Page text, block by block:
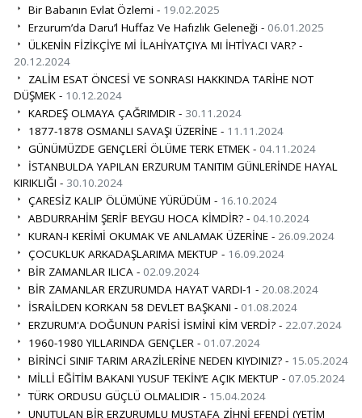
Bir Babanın Evlat Özlemi - 19.02.2025
Erzurum’da Daru’l Huffaz Ve Hafızlık Geleneği - 06.01.2025
ÜLKENİN FİZİKÇİYE Mİ İLAHİYATÇIYA MI İHTİYACI VAR? -
20.12.2024
ZALİM ESAT ÖNCESİ VE SONRASI HAKKINDA TARİHE NOT
DÜŞMEK - 10.12.2024
KARDEŞ OLMAYA ÇAĞRIMDIR - 30.11.2024
1877-1878 OSMANLI SAVAŞI ÜZERİNE - 11.11.2024
GÜNÜMÜZDE GENÇLERİ ÖLÜME TERK ETMEK - 04.11.2024
İSTANBULDA YAPILAN ERZURUM TANITIM GÜNLERİNDE HAYAL
KIRIKLIĞI - 30.10.2024
ÇARESİZ KALIP ÖLÜMÜNE YÜRÜDÜM - 16.10.2024
ABDURRAHİM ŞERİF BEYGU HOCA KİMDİR? - 04.10.2024
KURAN-I KERİMİ OKUMAK VE ANLAMAK ÜZERİNE - 26.09.2024
ÇOCUKLUK ARKADAŞLARIMA MEKTUP - 16.09.2024
BİR ZAMANLAR ILICA - 02.09.2024
BİR ZAMANLAR ERZURUMDA HAYAT VARDI-1 - 20.08.2024
İSRAİLDEN KORKAN 58 DEVLET BAŞKANI - 01.08.2024
ERZURUM'A DOĞUNUN PARİSİ İSMİNİ KİM VERDİ? - 22.07.2024
1960-1980 YILLARINDA GENÇLER - 01.07.2024
BİRİNCİ SINIF TARIM ARAZİLERİNE NEDEN KIYDINIZ? - 15.05.2024
MİLLİ EĞİTİM BAKANI YUSUF TEKİN’E AÇIK MEKTUP - 07.05.2024
TÜRK ORDUSU GÜÇLÜ OLMALIDIR - 15.04.2024
UNUTULAN BİR ERZURUMLU MUSTAFA ZİHNİ EFENDİ (YETİM